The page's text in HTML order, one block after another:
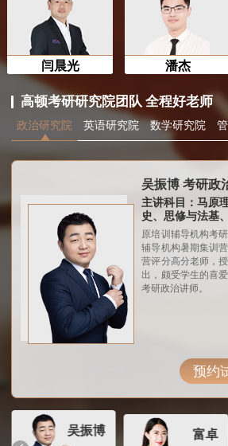
闫晨光 潘杰
高顿考研研究院团队 全程好老师
政治研究院 英语研究院 数学研究院
吴振博 考研政
主讲科目：马原
史、思修与法基
原培训辅导机构考
辅导机构暑期集训
营评分高分老师，
出，颇受学生的喜
考研政治讲师。
预约
吴振博 富卓